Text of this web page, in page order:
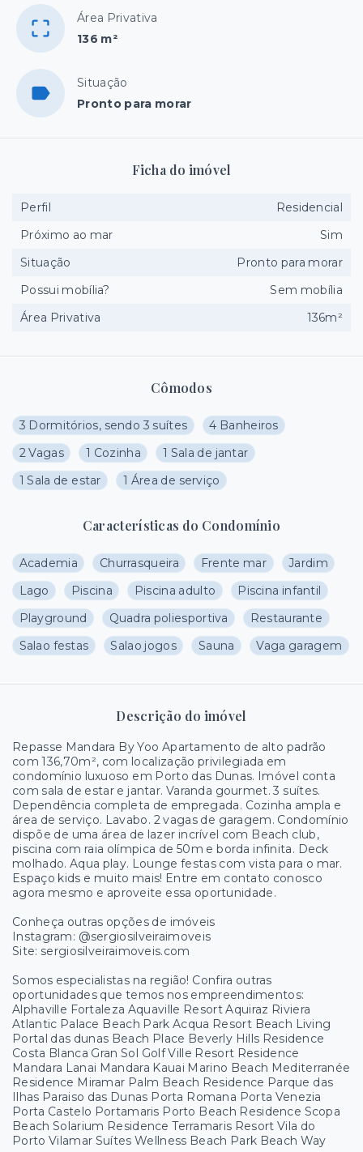
Área Privativa
136 m²
Situação
Pronto para morar
Cômodos
3 Dormitórios, sendo 3 suítes
4 Banheiros
2 Vagas
1 Cozinha
1 Sala de jantar
1 Sala de estar
1 Área de serviço
Características do Condomínio
Academia Churrasqueira Frente mar
Jardim
Lago
Piscina Piscina adulto
Piscina infantil
Playground
Quadra poliesportiva
Restaurante
Salao festas
Salao jogos Sauna Vaga garagem
Descrição do imóvel
Repasse Mandara By Yoo Apartamento de alto padrão
com 136,70m², com localização privilegiada em
condomínio luxuoso em Porto das Dunas. Imóvel conta
com sala de estar e jantar. Varanda gourmet. 3 suítes.
Dependência completa de empregada. Cozinha ampla e
área de serviço. Lavabo. 2 vagas de garagem. Condomínio
dispõe de uma área de lazer incrível com Beach club,
piscina com raia olímpica de 50m e borda infinita. Deck
molhado. Aqua play. Lounge festas com vista para o mar.
Espaço kids e muito mais! Entre em contato conosco
agora mesmo e aproveite essa oportunidade.
Conheça outras opções de imóveis
Instagram: @sergiosilveiraimoveis
Site: sergiosilveiraimoveis.com
Somos especialistas na região! Confira outras
oportunidades que temos nos empreendimentos:
Alphaville Fortaleza Aquaville Resort Aquiraz Riviera
Atlantic Palace Beach Park Acqua Resort Beach Living
Portal das dunas Beach Place Beverly Hills Residence
Costa Blanca Gran Sol Golf Ville Resort Residence
Mandara Lanai Mandara Kauai Marino Beach Mediterranée
Residence Miramar Palm Beach Residence Parque das
Ilhas Paraiso das Dunas Porta Romana Porta Venezia
Porta Castelo Portamaris Porto Beach Residence Scopa
Beach Solarium Residence Terramaris Resort Vila do
Porto Vilamar Suítes Wellness Beach Park Beach Way
Ficha do imóvel
Perfil
Residencial
Próximo ao mar
Sim
Situação
Pronto para morar
Possui mobília?
Sem mobília
Área Privativa
136m²